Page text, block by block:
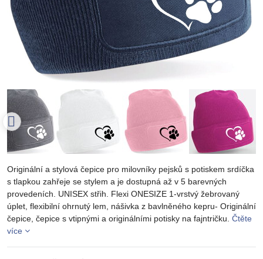
Originální a stylová čepice pro milovníky pejsků s potiskem srdíčka
s tlapkou zahřeje se stylem a je dostupná až v 5 barevných
provedeních. UNISEX střih. Flexi ONESIZE 1-vrstvý žebrovaný
úplet, flexibilní ohrnutý lem, nášivka z bavlněného kepru- Originální
čepice, čepice s vtipnými a originálními potisky na fajntričku. Čtěte
více